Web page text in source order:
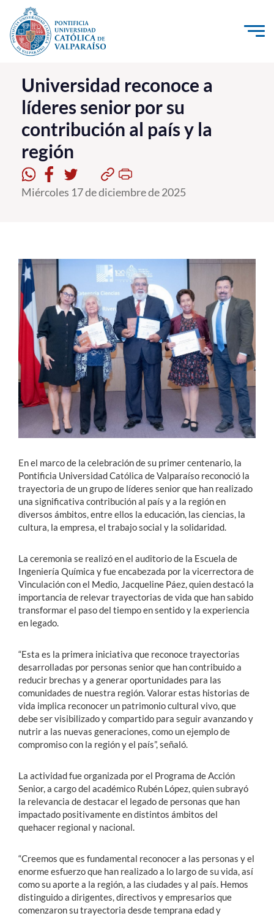
Click acá para ir directamente al contenido
La Universidad
Investigación, Creación e Innovación
PUCV Internacional
Vinculación con el Medio
Admisión
Formación Continua
Estudiantes
Académicos
Funcionarios
Alumni
English
Universidad reconoce a
líderes senior por su
contribución al país y la
región
Miércoles 17 de diciembre de 2025
En el marco de la celebración de su primer centenario, la
Pontificia Universidad Católica de Valparaíso reconoció la
trayectoria de un grupo de líderes senior que han realizado
una significativa contribución al país y a la región en
diversos ámbitos, entre ellos la educación, las ciencias, la
cultura, la empresa, el trabajo social y la solidaridad.
La ceremonia se realizó en el auditorio de la Escuela de
Ingeniería Química y fue encabezada por la vicerrectora de
Vinculación con el Medio, Jacqueline Páez, quien destacó la
importancia de relevar trayectorias de vida que han sabido
transformar el paso del tiempo en sentido y la experiencia
en legado.
“Esta es la primera iniciativa que reconoce trayectorias
desarrolladas por personas senior que han contribuido a
reducir brechas y a generar oportunidades para las
comunidades de nuestra región. Valorar estas historias de
vida implica reconocer un patrimonio cultural vivo, que
debe ser visibilizado y compartido para seguir avanzando y
nutrir a las nuevas generaciones, como un ejemplo de
compromiso con la región y el país”, señaló.
La actividad fue organizada por el Programa de Acción
Senior, a cargo del académico Rubén López, quien subrayó
la relevancia de destacar el legado de personas que han
impactado positivamente en distintos ámbitos del
quehacer regional y nacional.
“Creemos que es fundamental reconocer a las personas y el
enorme esfuerzo que han realizado a lo largo de su vida, así
como su aporte a la región, a las ciudades y al país. Hemos
distinguido a dirigentes, directivos y empresarios que
comenzaron su trayectoria desde temprana edad y